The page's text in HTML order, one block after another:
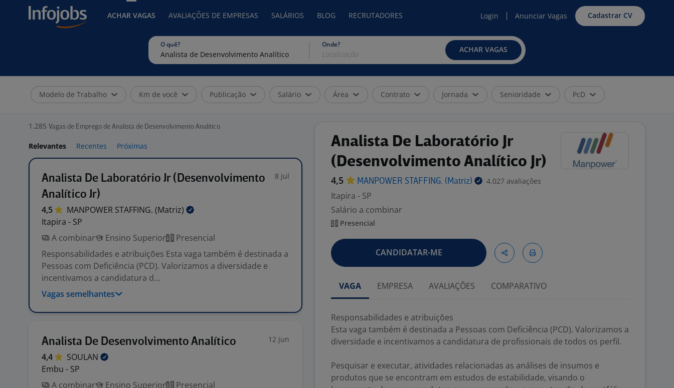
ACHAR VAGAS AVALIAÇÕES DE EMPRESAS SALÁRIOS BLOG RECRUTADORES Login Anunciar Vagas Cadastrar CV
O quê? Onde?
ACHAR VAGAS
Modelo de Trabalho Km de você Publicação Salário Área Contrato Jornada Senioridade PcD
1.285 Vagas de Emprego de Analista de Desenvolvimento Analítico
Relevantes Recentes Próximas
Analista De Laboratório Jr (Desenvolvimento
Analítico Jr)
8 jul
4,5 MANPOWER STAFFING. (Matriz)
Itapira - SP
A combinar
Ensino Superior
Presencial
Responsabilidades e atribuições Esta vaga também é destinada a
Pessoas com Deficiência (PCD). Valorizamos a diversidade e
incentivamos a candidatura d...
Vagas semelhantes
Analista De Desenvolvimento Analítico 12 jun
4,4
SOULAN
Embu - SP
A combinar
Ensino Superior
Presencial
Analista De Laboratório Jr
(Desenvolvimento Analítico Jr)
4,5 MANPOWER STAFFING. (Matriz) 4.027 avaliações
Itapira - SP
Salário a combinar
Presencial
CANDIDATAR-ME
VAGA EMPRESA AVALIAÇÕES COMPARATIVO
Responsabilidades e atribuições
Esta vaga também é destinada a Pessoas com Deficiência (PCD). Valorizamos a
diversidade e incentivamos a candidatura de profissionais de todos os perfil.
Pesquisar e executar, atividades relacionadas as análises de insumos e
produtos que se encontram em estudos de estabilidade, visando o